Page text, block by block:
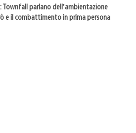
parlano dell’ambientazione
e il combattimento in prima persona